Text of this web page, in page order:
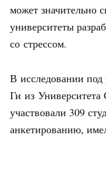
может значительно
университеты
со стрессом.
В исследовании
Ги из
участвовали 309
анкетированию,